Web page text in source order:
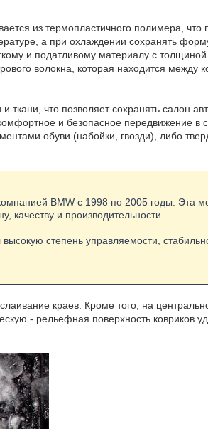
из термопластичного полимера, что
а при охлаждении сохранять
и податливому материалу с
волокна, которая находится между
что позволяет сохранять салон
и безопасное передвижение в
обуви (набойки, гвозди), либо
BMW с 1998 по 2005 годы. Эта
качеству и производительности.
степень управляемости,
краев. Кроме того, на
- рельефная поверхность ковриков